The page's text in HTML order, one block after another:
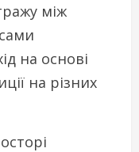
між
на основі
на різних